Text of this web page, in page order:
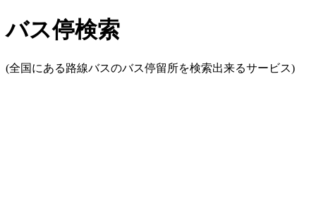
バス停検索
(全国にある路線バスのバス停留所を検索出来るサービス)